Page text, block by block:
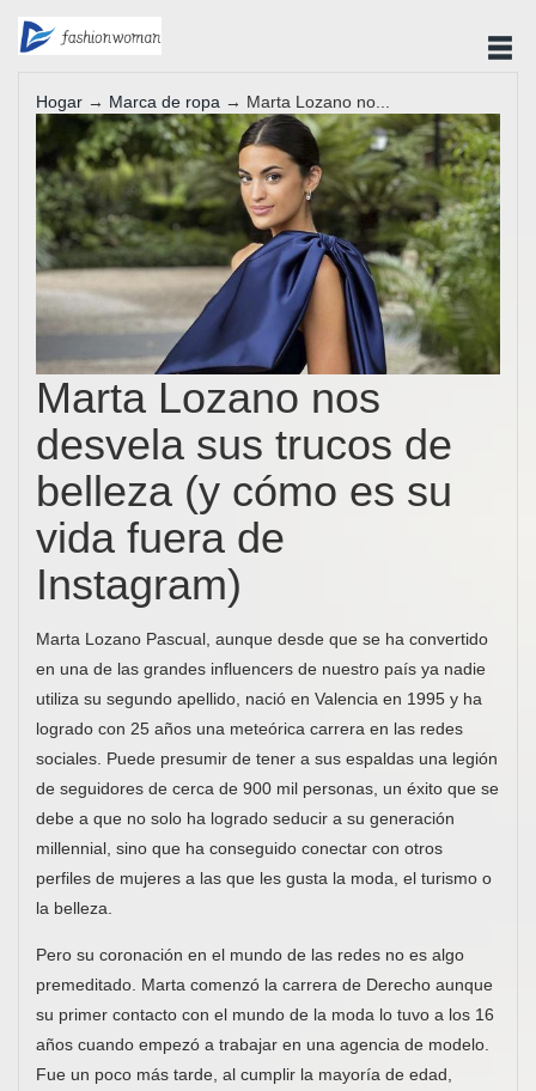
Hogar → Marca de ropa → Marta Lozano no...
Marta Lozano nos
desvela sus trucos de
belleza (y cómo es su
vida fuera de
Instagram)
Marta Lozano Pascual, aunque desde que se ha convertido
en una de las grandes influencers de nuestro país ya nadie
utiliza su segundo apellido, nació en Valencia en 1995 y ha
logrado con 25 años una meteórica carrera en las redes
sociales. Puede presumir de tener a sus espaldas una legión
de seguidores de cerca de 900 mil personas, un éxito que se
debe a que no solo ha logrado seducir a su generación
millennial, sino que ha conseguido conectar con otros
perfiles de mujeres a las que les gusta la moda, el turismo o
la belleza.
Pero su coronación en el mundo de las redes no es algo
premeditado. Marta comenzó la carrera de Derecho aunque
su primer contacto con el mundo de la moda lo tuvo a los 16
años cuando empezó a trabajar en una agencia de modelo.
Fue un poco más tarde, al cumplir la mayoría de edad,